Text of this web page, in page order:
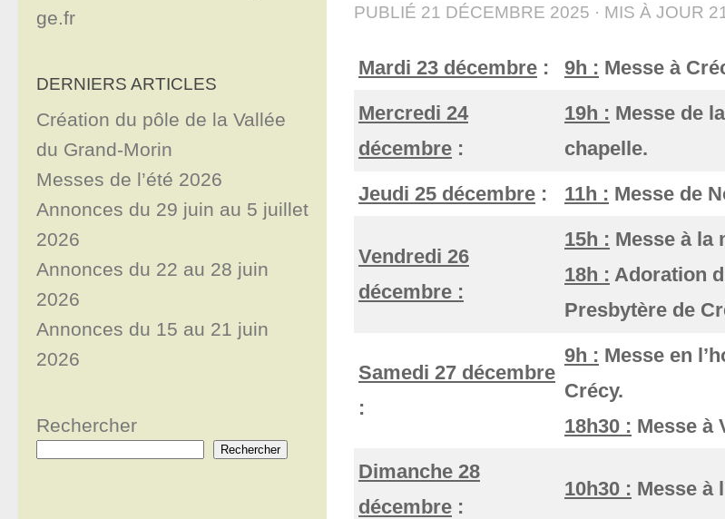
PUBLIÉ 21 DÉCEMBRE 2025 · MIS À JOUR
Mardi 23 décembre : 9h : Messe à
Mercredi 24
décembre :
19h : Messe de
chapelle.
Jeudi 25 décembre : 11h : Messe de
Vendredi 26
décembre :
15h : Messe à la
18h : Adoration
Presbytère de
Samedi 27 décembre
:
9h : Messe en
Crécy.
18h30 : Messe à
Dimanche 28
décembre :
10h30 : Messe à
ge.fr
DERNIERS ARTICLES
Création du pôle de la Vallée
du Grand-Morin
Messes de l’été 2026
Annonces du 29 juin au 5 juillet
2026
Annonces du 22 au 28 juin
2026
Annonces du 15 au 21 juin
2026
Rechercher
Rechercher